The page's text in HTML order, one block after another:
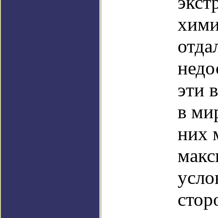
эти
в
них